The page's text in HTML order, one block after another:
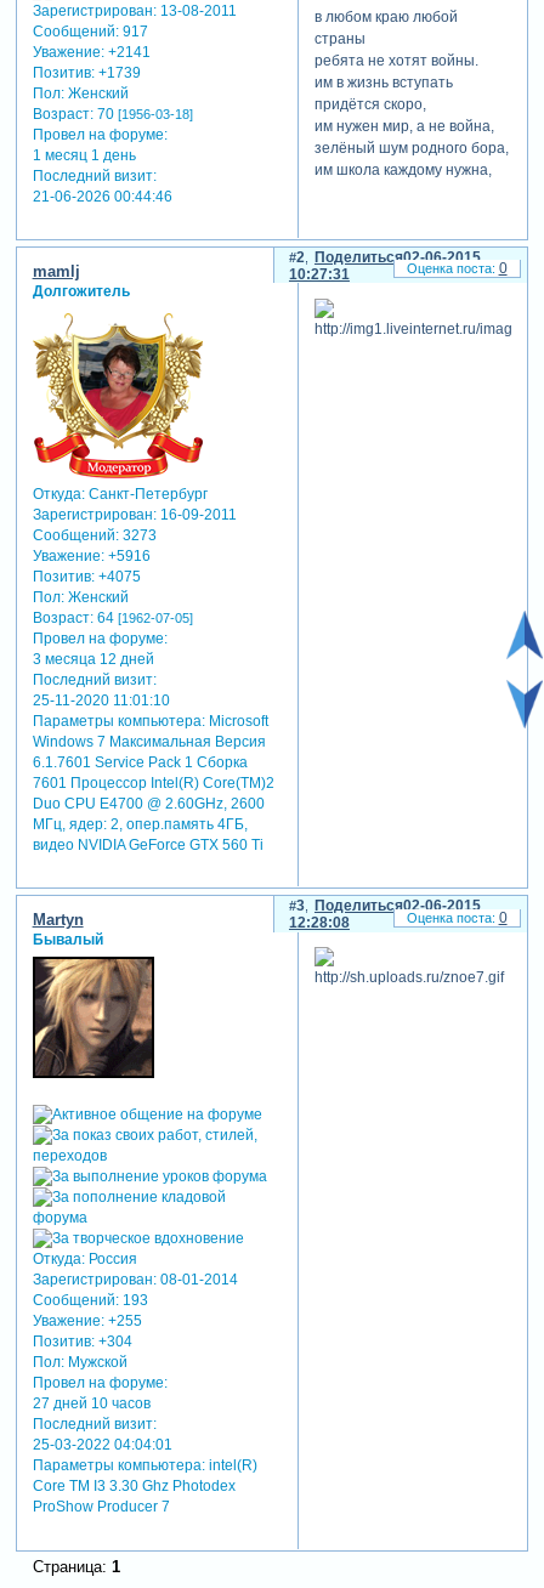
Зарегистрирован: 13-08-2011
Сообщений:917
Уважение: +2141
Позитив: +1739
Пол:Женский
Возраст:70 [1956-03-18]
Провел на форуме:
1 месяц 1 день
Последний визит:
21-06-2026 00:44:46
в любом краю любой
страны
ребята не хотят войны.
им в жизнь вступать
придётся скоро,
им нужен мир, а не война,
зелёный шум родного бора,
им школа каждому нужна,
для тех, кто жить привык
трудом.
народ наш поднял
властный голос
Поделиться
2
02-06-2015
10:27:31
mamlj
Долгожитель
Откуда:Санкт-Петербург
Зарегистрирован: 16-09-2011
Сообщений:3273
Уважение: +5916
Позитив: +4075
Пол:Женский
Возраст:64 [1962-07-05]
Провел на форуме:
3 месяца 12 дней
Последний визит:
25-11-2020 11:01:10
Параметры компьютера:Microsoft
Windows 7 Максимальная Версия
6.1.7601 Service Pack 1 Сборка
7601 Процессор Intel(R) Core(TM)2
Duo CPU E4700 @ 2.60GHz, 2600
МГц, ядер: 2, опер.память 4ГБ,
видео NVIDIA GeForce GTX 560 Ti
0
Поделиться
3
02-06-2015
12:28:08
Martyn
Бывалый
Откуда:Россия
Зарегистрирован: 08-01-2014
Сообщений:193
Уважение: +255
Позитив: +304
Пол:Мужской
Провел на форуме:
27 дней 10 часов
Последний визит:
25-03-2022 04:04:01
Параметры компьютера:intel(R)
Core TM I3 3.30 Ghz Photodex
ProShow Producer 7
0
Страница: 1